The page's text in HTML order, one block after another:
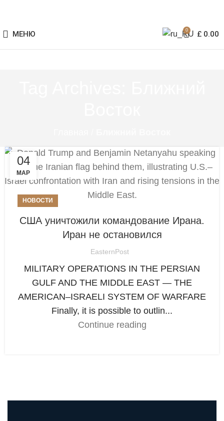
МЕНЮ 0 £ 0.00
04
МАР
НОВОСТИ
США уничтожили командование Ирана.
Иран не остановился
EasternPost
MILITARY OPERATIONS IN THE PERSIAN
GULF AND THE MIDDLE EAST — THE
AMERICAN–ISRAELI SYSTEM OF WARFARE
Finally, it is possible to outlin...
Continue reading